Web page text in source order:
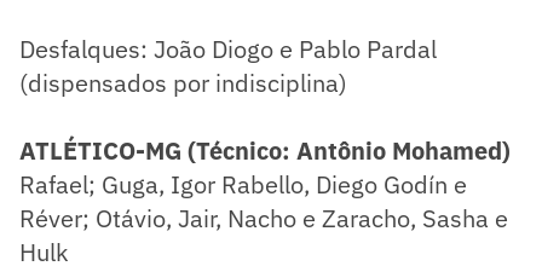
Desfalques: João Diogo e Pablo Pardal
(dispensados por indisciplina)
ATLÉTICO-MG (Técnico: Antônio Mohamed)
Rafael; Guga, Igor Rabello, Diego Godín e
Réver; Otávio, Jair, Nacho e Zaracho, Sasha e
Hulk